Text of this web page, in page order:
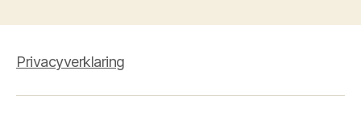
Privacyverklaring